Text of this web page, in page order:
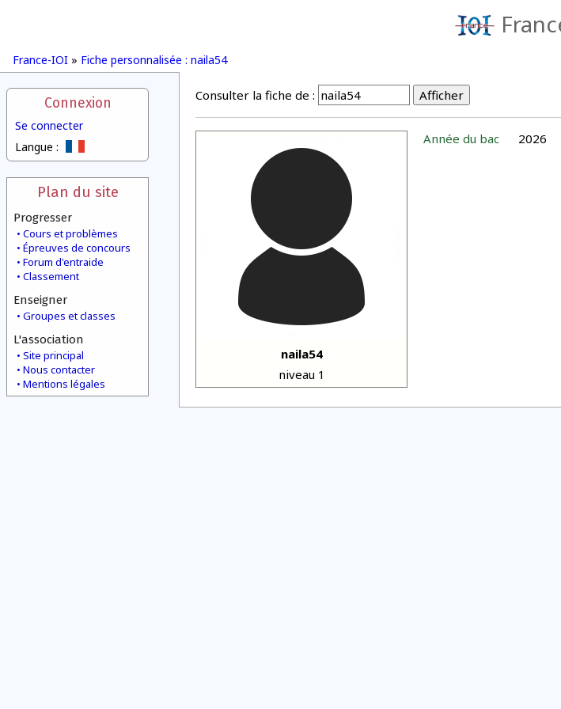
France-IOI » Fiche personnalisée : naila54
Connexion
Se connecter
Langue :
Plan du site
Progresser
Cours et problèmes
Épreuves de concours
Forum d'entraide
Classement
Enseigner
Groupes et classes
L'association
Site principal
Nous contacter
Mentions légales
Consulter la fiche de :
naila54
niveau 1
Année du bac 2026